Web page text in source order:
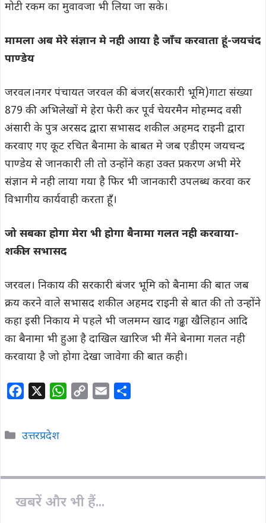
मोटी रकम का मुवावजा भी लिया जा सके।
मामला अब मेरे संज्ञान मे नही आया है जाँच करवाता हूं-जयचंद
पाण्डेय
जरवल।नगर पंचायत जरवल की बंजर(सरकारी भूमि)गाटा संख्या
879 की अभिलेखों मे हेरा फेरी कर पूर्व चेयरमैन मोहम्मद वसी
अंसारी के पुत्र अरसद द्वारा सभासद शकील अहमद राइनी द्वारा
करवाए गए कूट रचित बैनामा के बाबत मे जब एडीएम जयचन्द
पाण्डेय से जानकारी ली तो उन्होंने कहा उक्त प्रकरण अभी मेरे
संज्ञान मे नही लाया गया है फिर भी जानकारी उपलब्ध करवा कर
विभागीय कार्यवाही करता हूँ।
जो सबका होगा मेरा भी होगा बैनामा गलत नही करवाया-
शकील सभासद
जरवल। निकाय की सरकारी बंजर भूमि को बैनामा की बात जब
क्रय करने वाले सभासद शकील अहमद राइनी से बात की तो उन्होंने
कहा इसी निकाय मे पहले भी जलमग्न खाद गढ्ढा खैलिहान आदि
का बैनामा भी हुआ है दाखिल खारिज भी मैंने बेनामा गलत नही
करवाया है जो होगा देखा जावेगा की बात कही।
e
o
k
W
A
i
k
Categories
उत्तरप्रदेश
खबरें और भी हैं...